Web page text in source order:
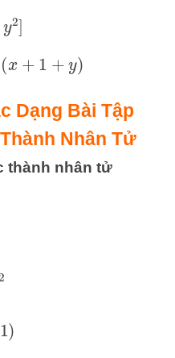
+y)
Dạng Bài Tập
Nhân Tử
thành nhân tử
2